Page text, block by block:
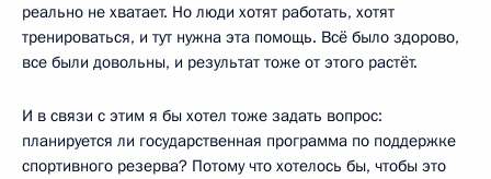
реально не хватает. Но люди хотят работать, хотят
тренироваться, и тут нужна эта помощь. Всё было здорово,
все были довольны, и результат тоже от этого растёт.
И в связи с этим я бы хотел тоже задать вопрос:
планируется ли государственная программа по поддержке
спортивного резерва? Потому что хотелось бы, чтобы это